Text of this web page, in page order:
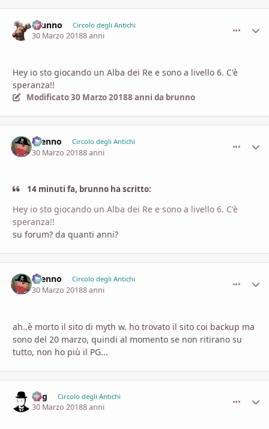
brunno Circolo degli Antichi
30 Marzo 20188 anni
Hey io sto giocando un Alba dei Re e sono a livello 6. C'è
speranza!!
Modificato30 Marzo 20188 anni da brunno
Brenno Circolo degli Antichi
30 Marzo 20188 anni
14 minuti fa, brunno ha scritto:
Hey io sto giocando un Alba dei Re e sono a livello 6. C'è
speranza!!
su forum? da quanti anni?
Brenno Circolo degli Antichi
30 Marzo 20188 anni
ah..è morto il sito di myth w. ho trovato il sito coi backup ma
sono del 20 marzo, quindi al momento se non ritirano su
tutto, non ho più il PG...
Fog Circolo degli Antichi
30 Marzo 20188 anni